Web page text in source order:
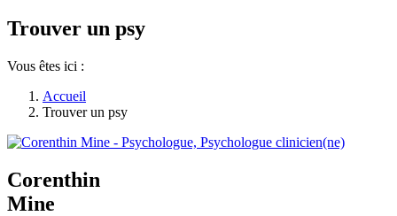
Trouver un psy
Vous êtes ici :
Accueil
Trouver un psy
Corenthin
Mine